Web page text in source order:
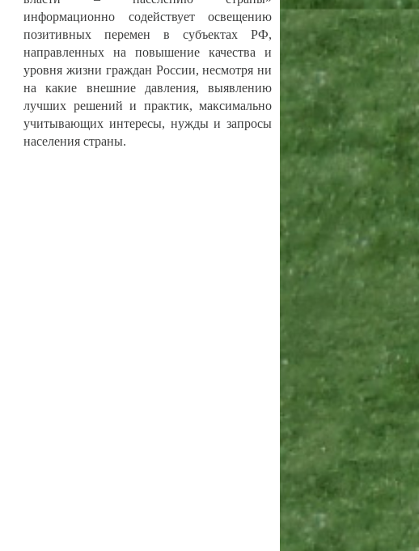
информационно содействует освещению
позитивных перемен в субъектах РФ,
направленных на повышение качества и
уровня жизни граждан России, несмотря ни
на какие внешние давления, выявлению
лучших решений и практик, максимально
учитывающих интересы, нужды и запросы
населения страны.